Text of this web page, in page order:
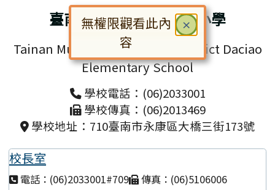
臺南市永康區大橋國民小學
Tainan Municipal Yongkang District Daciao
Elementary School
學校電話：(06)2033001
學校傳真：(06)2013469
學校地址：710臺南市永康區大橋三街173號
校長室
電話：(06)2033001#709
傳真：(06)5106006
× 關閉
無權限觀看此內
容
對話框已開啟。請使用 Tab 鍵在